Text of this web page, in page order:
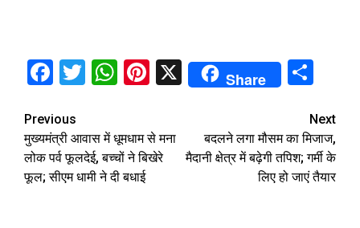
Facebook
Twitter
WhatsApp
Pinterest
X Share
Continue
Reading
Previous
मुख्यमंत्री आवास में धूमधाम से मना
लोक पर्व फूलदेई, बच्चों ने बिखेरे
फूल; सीएम धामी ने दी बधाई
Next
बदलने लगा मौसम का मिजाज,
मैदानी क्षेत्र में बढ़ेगी तपिश; गर्मी के
लिए हो जाएं तैयार